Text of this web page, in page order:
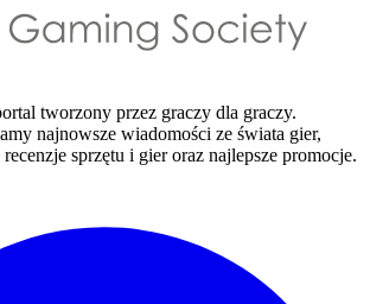
tworzony przez graczy dla graczy.
najnowsze wiadomości ze świata gier,
sprzętu i gier oraz najlepsze promocje.